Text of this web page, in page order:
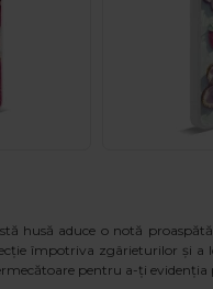
husă aduce o notă
împotriva zgârieturilor și a
pentru a-ți evidenția